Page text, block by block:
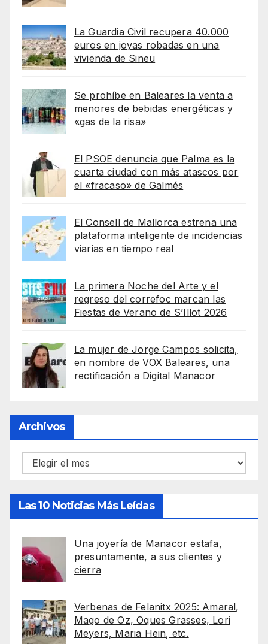
La Guardia Civil recupera 40.000
euros en joyas robadas en una
vivienda de Sineu
Se prohíbe en Baleares la venta a
menores de bebidas energéticas y
«gas de la risa»
El PSOE denuncia que Palma es la
cuarta ciudad con más atascos por
el «fracaso» de Galmés
El Consell de Mallorca estrena una
plataforma inteligente de incidencias
viarias en tiempo real
La primera Noche del Arte y el
regreso del correfoc marcan las
Fiestas de Verano de S’Illot 2026
La mujer de Jorge Campos solicita,
en nombre de VOX Baleares, una
rectificación a Digital Manacor
Archivos
Archivos
Las 10 Noticias Más Leídas
Una joyería de Manacor estafa,
presuntamente, a sus clientes y
cierra
Verbenas de Felanitx 2025: Amaral,
Mago de Oz, Oques Grasses, Lori
Meyers, Maria Hein, etc.